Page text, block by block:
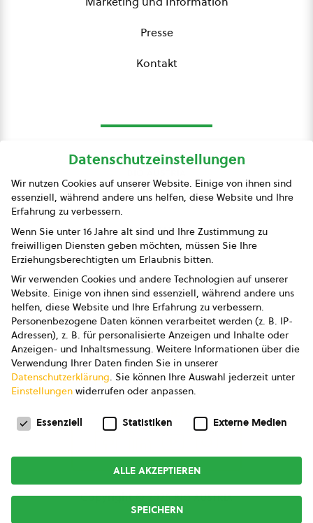
Presse
Kontakt
Presse
Impressum
Datenschutz
AGB
AGB Marketing GmbH
AGB Bildung
Newsletter
Copyright © 2026bio austria
Datenschutzeinstellungen
Wir nutzen Cookies auf unserer Website. Einige von ihnen sind
essenziell, während andere uns helfen, diese Website und Ihre
Erfahrung zu verbessern.
Wenn Sie unter 16 Jahre alt sind und Ihre Zustimmung zu
freiwilligen Diensten geben möchten, müssen Sie Ihre
Erziehungsberechtigten um Erlaubnis bitten.
Wir verwenden Cookies und andere Technologien auf unserer
Website. Einige von ihnen sind essenziell, während andere uns
helfen, diese Website und Ihre Erfahrung zu verbessern.
Personenbezogene Daten können verarbeitet werden (z. B. IP-
Adressen), z. B. für personalisierte Anzeigen und Inhalte oder
Anzeigen- und Inhaltsmessung. Weitere Informationen über die
Verwendung Ihrer Daten finden Sie in unserer
Datenschutzerklärung. Sie können Ihre Auswahl jederzeit unter
Einstellungen widerrufen oder anpassen.
Datenschutzeinstellungen
Essenziell Statistiken Externe Medien
ALLE AKZEPTIEREN
SPEICHERN